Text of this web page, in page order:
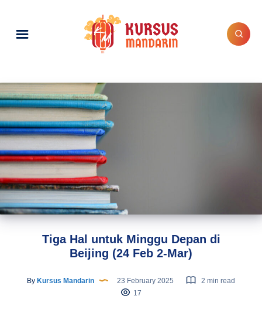
Tiga Hal untuk Minggu Depan di
Beijing (24 Feb 2-Mar)
By Kursus Mandarin 23 February 2025
2 min read
17